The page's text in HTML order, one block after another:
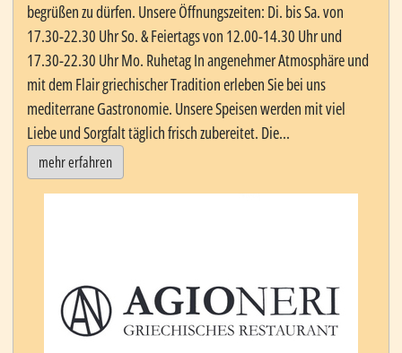
begrüßen zu dürfen. Unsere Öffnungszeiten: Di. bis Sa. von
17.30-22.30 Uhr So. & Feiertags von 12.00-14.30 Uhr und
17.30-22.30 Uhr Mo. Ruhetag In angenehmer Atmosphäre und
mit dem Flair griechischer Tradition erleben Sie bei uns
mediterrane Gastronomie. Unsere Speisen werden mit viel
Liebe und Sorgfalt täglich frisch zubereitet. Die...
mehr erfahren